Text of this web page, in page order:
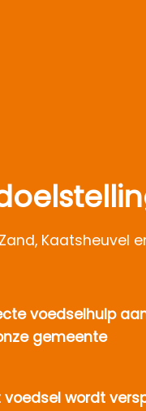
Kaatsheuvel
voedselhulp
gemeente
wordt